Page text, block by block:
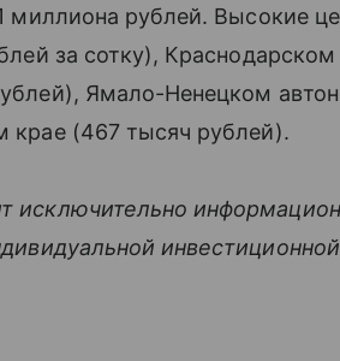
миллиона рублей. Высокие
за сотку),
Ямало-Ненецком
крае (467 тысяч рублей).
исключительно